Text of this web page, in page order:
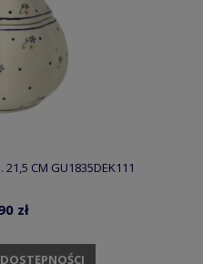
21,5 CM GU1835DEK111
zł